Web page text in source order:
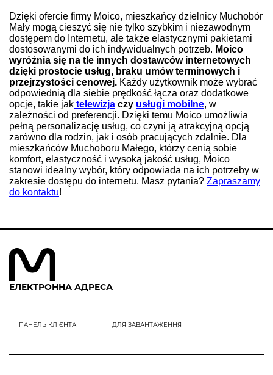
Dzięki ofercie firmy Moico, mieszkańcy dzielnicy Muchobór
Mały mogą cieszyć się nie tylko szybkim i niezawodnym
dostępem do Internetu, ale także elastycznymi pakietami
dostosowanymi do ich indywidualnych potrzeb. Moico
wyróżnia się na tle innych dostawców internetowych
dzięki prostocie usług, braku umów terminowych i
przejrzystości cenowej. Każdy użytkownik może wybrać
odpowiednią dla siebie prędkość łącza oraz dodatkowe
opcje, takie jak telewizja czy usługi mobilne, w
zależności od preferencji. Dzięki temu Moico umożliwia
pełną personalizację usług, co czyni ją atrakcyjną opcją
zarówno dla rodzin, jak i osób pracujących zdalnie. Dla
mieszkańców Muchoboru Małego, którzy cenią sobie
komfort, elastyczność i wysoką jakość usług, Moico
stanowi idealny wybór, który odpowiada na ich potrzeby w
zakresie dostępu do internetu. Masz pytania? Zapraszamy
do kontaktu!
ЕЛЕКТРОННА АДРЕСА